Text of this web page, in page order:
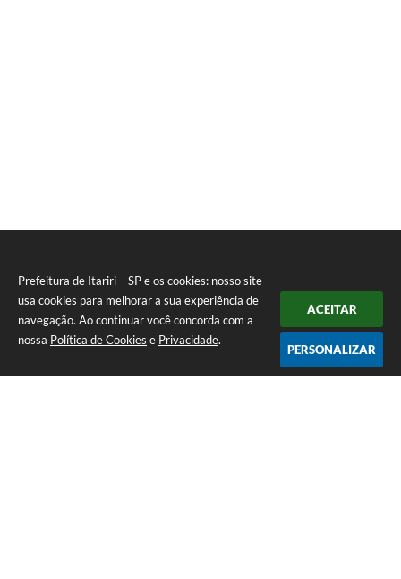
Prefeitura de Itariri – SP e os cookies: nosso site
usa cookies para melhorar a sua experiência de
navegação. Ao continuar você concorda com a
nossa Política de Cookies e Privacidade.
ACEITAR
PERSONALIZAR